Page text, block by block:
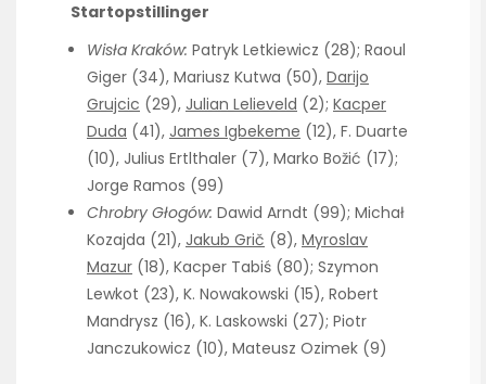
Startopstillinger
Wisła Kraków: Patryk Letkiewicz (28); Raoul
Giger (34), Mariusz Kutwa (50), Darijo
Grujcic (29), Julian Lelieveld (2); Kacper
Duda (41), James Igbekeme (12), F. Duarte
(10), Julius Ertlthaler (7), Marko Božić (17);
Jorge Ramos (99)
Chrobry Głogów: Dawid Arndt (99); Michał
Kozajda (21), Jakub Grič (8), Myroslav
Mazur (18), Kacper Tabiś (80); Szymon
Lewkot (23), K. Nowakowski (15), Robert
Mandrysz (16), K. Laskowski (27); Piotr
Janczukowicz (10), Mateusz Ozimek (9)